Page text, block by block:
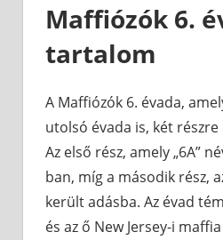
Maffiózók 6.
tartalom
A Maffiózók 6. évada,
utolsó évada is, két
Az első rész, amely „6A”
ban, míg a második rész,
került adásba. Az évad
és az ő New Jersey-i